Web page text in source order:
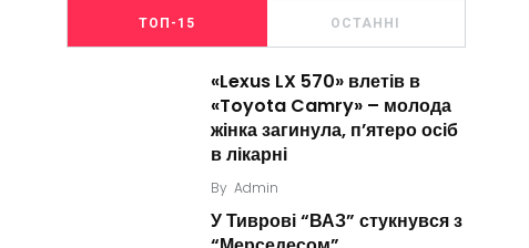
ТОП-15 ОСТАННІ
«Lexus LX 570» влетів в
«Toyota Camry» – молода
жінка загинула, п’ятеро осіб
в лікарні
By Admin
У Тиврові “ВАЗ” стукнувся з